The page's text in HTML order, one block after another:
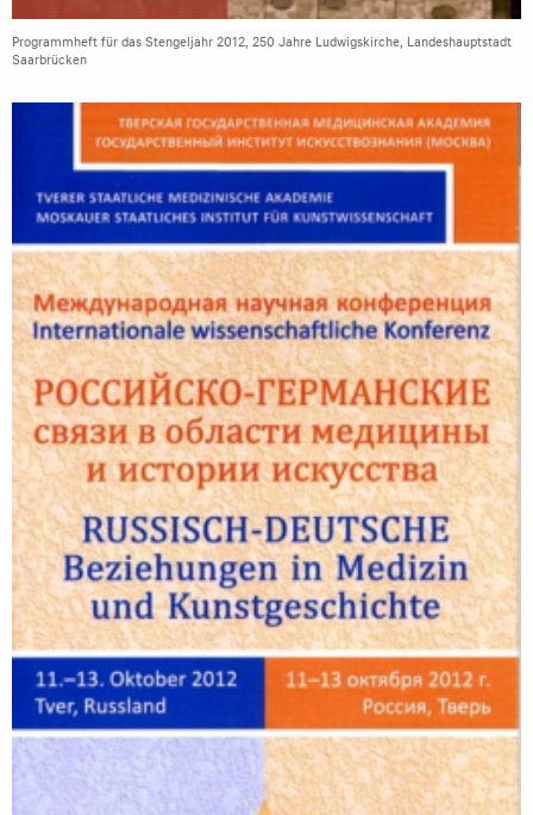
Programmheft für das Stengeljahr 2012, 250 Jahre Ludwigskirche, Landeshauptstadt
Saarbrücken